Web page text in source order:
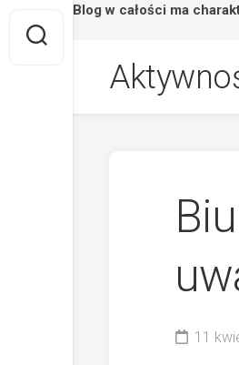
Strona/Blog w całości ma
11